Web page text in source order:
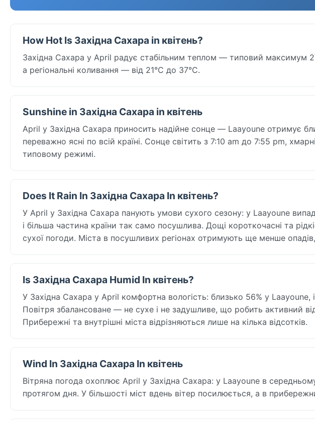
How Hot Is Західна Сахара in квітень?
Західна Сахара у April радує стабільним теплом — типовий максимум
а регіональні коливання — від 21°C до 37°C.
Sunshine in Західна Сахара in квітень
April у Західна Сахара приносить надійне сонце — Laayoune отримує
переважно ясні по всій країні. Сонце світить з 7:10 am до 7:55 pm,
типовому режимі.
Does It Rain In Західна Сахара In квітень?
У April у Західна Сахара панують умови сухого сезону: у Laayoune
і більша частина країни так само посушлива. Дощі короткочасні та
сухої погоди. Міста в посушливих регіонах отримують ще менше
Is Західна Сахара Humid In квітень?
У Західна Сахара у April комфортна вологість: близько 56% у Laayoune, і
Повітря збалансоване — не сухе і не задушливе, що робить активний
Прибережні та внутрішні міста відрізняються лише на кілька відсотків.
Wind In Західна Сахара In квітень
Вітряна погода охоплює April у Західна Сахара: у Laayoune в
протягом дня. У більшості міст вдень вітер посилюється, а в